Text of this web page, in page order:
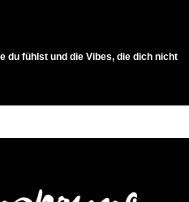
du fühlst und die Vibes, die dich nicht